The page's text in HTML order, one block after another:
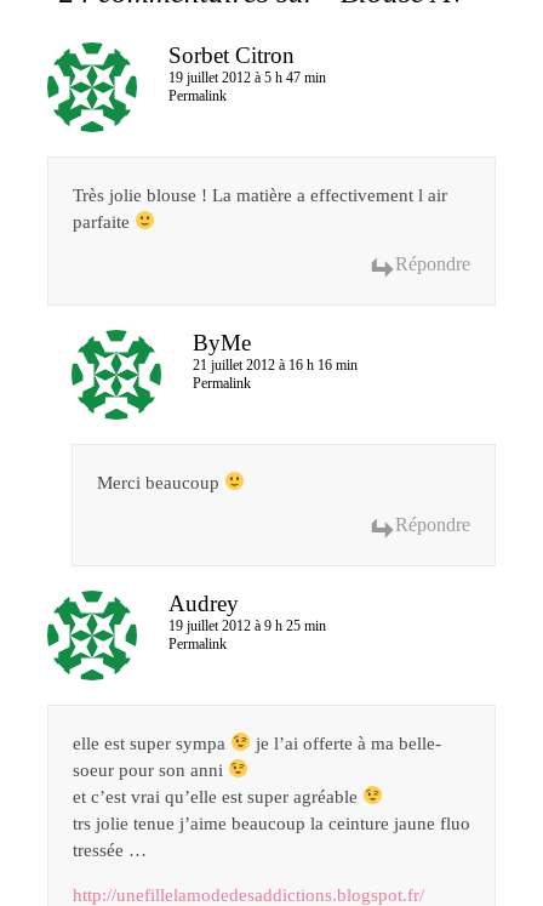
Sorbet Citron
19 juillet 2012 à 5 h 47 min
Permalink
Très jolie blouse ! La matière a effectivement l air
parfaite
Répondre
ByMe
21 juillet 2012 à 16 h 16 min
Permalink
Merci beaucoup
Répondre
Audrey
19 juillet 2012 à 9 h 25 min
Permalink
elle est super sympa
je l’ai offerte à ma belle-
soeur pour son anni
et c’est vrai qu’elle est super agréable
trs jolie tenue j’aime beaucoup la ceinture jaune fluo
tressée …
http://unefillelamodedesaddictions.blogspot.fr/